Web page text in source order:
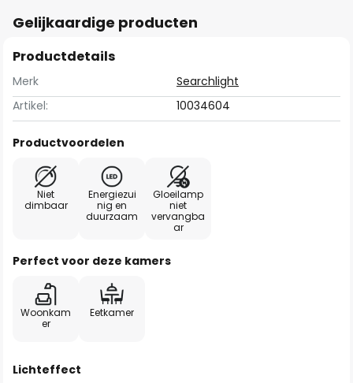
Gelijkaardige producten
Productdetails
Merk
Searchlight
Artikel:
10034604
Productvoordelen
Niet
dimbaar
Energiezui
nig en
duurzaam
Gloeilamp
niet
vervangba
ar
Perfect voor deze kamers
Woonkam
er
Eetkamer
Lichteffect